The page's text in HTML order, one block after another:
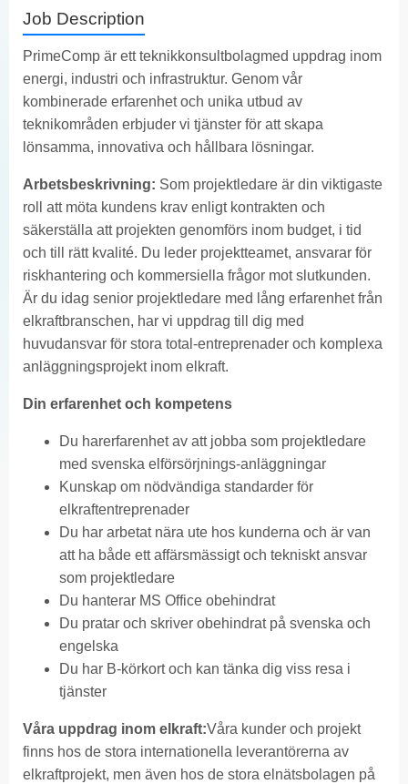
Job Description
PrimeComp är ett teknikkonsultbolagmed uppdrag inom
energi, industri och infrastruktur. Genom vår
kombinerade erfarenhet och unika utbud av
teknikområden erbjuder vi tjänster för att skapa
lönsamma, innovativa och hållbara lösningar.
Arbetsbeskrivning: Som projektledare är din viktigaste
roll att möta kundens krav enligt kontrakten och
säkerställa att projekten genomförs inom budget, i tid
och till rätt kvalité. Du leder projektteamet, ansvarar för
riskhantering och kommersiella frågor mot slutkunden.
Är du idag senior projektledare med lång erfarenhet från
elkraftbranschen, har vi uppdrag till dig med
huvudansvar för stora total-entreprenader och komplexa
anläggningsprojekt inom elkraft.
Din erfarenhet och kompetens
Du harerfarenhet av att jobba som projektledare
med svenska elförsörjnings-anläggningar
Kunskap om nödvändiga standarder för
elkraftentreprenader
Du har arbetat nära ute hos kunderna och är van
att ha både ett affärsmässigt och tekniskt ansvar
som projektledare
Du hanterar MS Office obehindrat
Du pratar och skriver obehindrat på svenska och
engelska
Du har B-körkort och kan tänka dig viss resa i
tjänster
Våra uppdrag inom elkraft:Våra kunder och projekt
finns hos de stora internationella leverantörerna av
elkraftprojekt, men även hos de stora elnätsbolagen på